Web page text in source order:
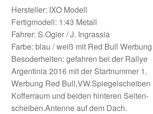
Hersteller: IXO Modell
Fertigmodell: 1:43 Metall
Fahrer: S.Ogier / J. Ingrassia
Farbe: blau / weiß mit Red Bull Werbung
Besoderheiten: gefahren bei der Rallye
Argentinia 2016 mit der Startnummer 1.
Werbung Red Bull,VW.Spiegelscheiben
Kofferraum und beiden hinteren Seiten-
scheiben.Antenne auf dem Dach.